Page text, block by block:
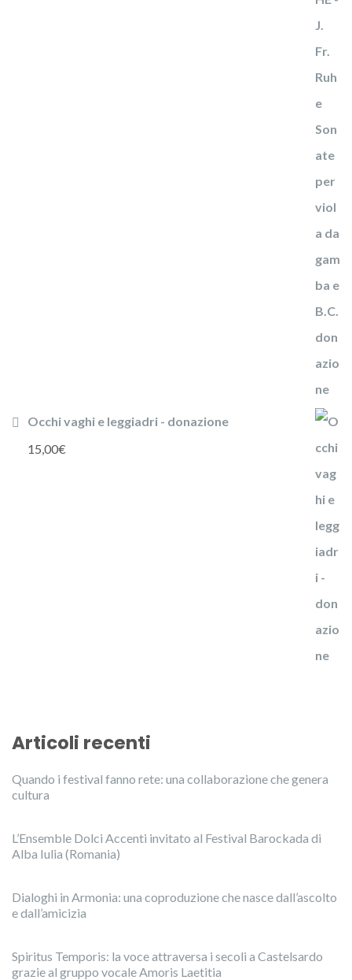
Occhi vaghi e leggiadri - donazione
15,00€
Articoli recenti
Quando i festival fanno rete: una collaborazione che genera
cultura
L’Ensemble Dolci Accenti invitato al Festival Barockada di
Alba Iulia (Romania)
Dialoghi in Armonia: una coproduzione che nasce dall’ascolto
e dall’amicizia
Spiritus Temporis: la voce attraversa i secoli a Castelsardo
grazie al gruppo vocale Amoris Laetitia